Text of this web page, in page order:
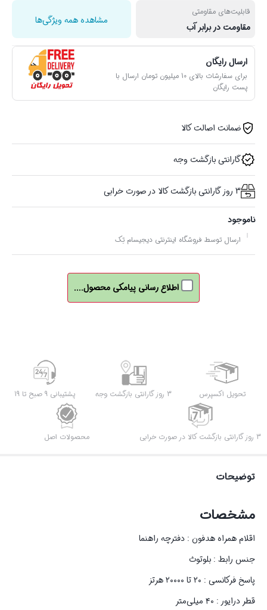
قابلیت‌های مقاومتی
مقاومت در برابر آب
مشاهده همه ویژگی‌ها
ارسال رایگان
برای سفارشات بالای 10 میلیون تومان ارسال با
پست رایگان
ضمانت اصالت کالا
گارانتی بازگشت وجه
3 روز گارانتی بازگشت کالا در صورت خرابی
ناموجود
ارسال توسط فروشگاه اینترنتی دیجیسام تِک
اطلاع رسانی پیامکی محصول....
تحویل اکسپرس 3 روز گارانتی بازگشت وجه پشتیبانی 9 صبح تا 19
3 روز گارانتی بازگشت کالا در صورت خرابی محصولات اصل
توضیحات
مشخصات
اقلام همراه هدفون : دفترچه راهنما
جنس رابط : بلوتوث
پاسخ فرکانسی : ۲۰ تا ۲۰۰۰۰ هرتز
قطر درایور : ۴۰ میلی‌متر